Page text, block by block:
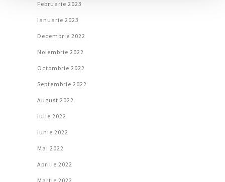
Februarie 2023
Ianuarie 2023
Decembrie 2022
Noiembrie 2022
Octombrie 2022
Septembrie 2022
August 2022
Iulie 2022
Iunie 2022
Mai 2022
Aprilie 2022
Martie 2022